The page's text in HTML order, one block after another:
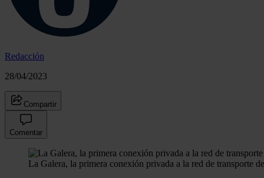
Redacción
28/04/2023
Compartir
Comentar
La Galera, la primera conexión privada a la red de transporte